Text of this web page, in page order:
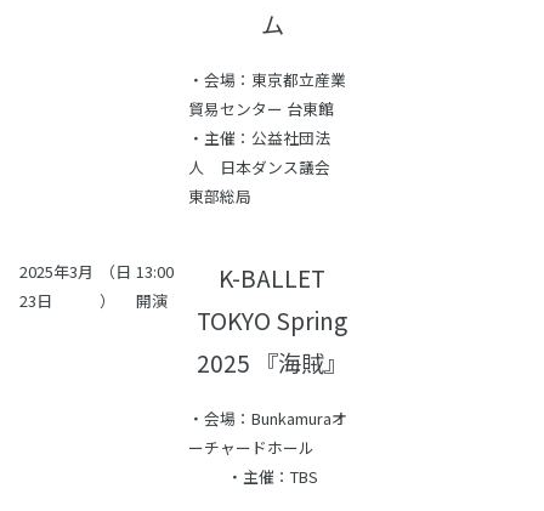
ム
・会場：東京都立産業
貿易センター 台東館
・主催：公益社団法
人 日本ダンス議会
東部総局
2025年3月
23日
（日
）
13:00
開演
K-BALLET
TOKYO Spring
2025 『海賊』
・会場：Bunkamuraオ
ーチャードホール
・主催：TBS